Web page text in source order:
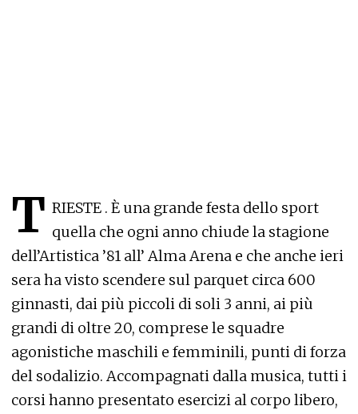
T RIESTE . È una grande festa dello sport
quella che ogni anno chiude la stagione
dell’Artistica ’81 all’ Alma Arena e che anche ieri
sera ha visto scendere sul parquet circa 600
ginnasti, dai più piccoli di soli 3 anni, ai più
grandi di oltre 20, comprese le squadre
agonistiche maschili e femminili, punti di forza
del sodalizio. Accompagnati dalla musica, tutti i
corsi hanno presentato esercizi al corpo libero,